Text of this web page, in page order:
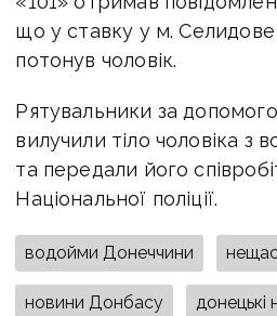
що у ставку у м. Селидове
потонув чоловік.
Рятувальники за
вилучили тіло чоловіка з
та передали його
Національної поліції.
водойми Донеччини
новини Донбасу донецькі